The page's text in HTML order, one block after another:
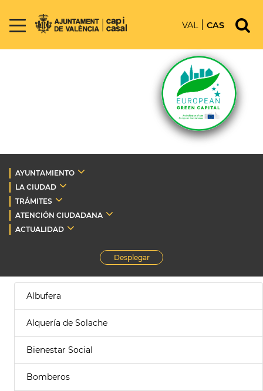
VAL CAS
AYUNTAMIENTO
LA CIUDAD
TRÁMITES
ATENCIÓN CIUDADANA
ACTUALIDAD
Desplegar
Albufera
Alquería de Solache
Bienestar Social
Bomberos